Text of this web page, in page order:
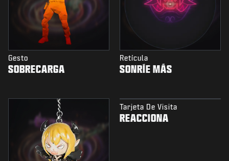
Gesto
SOBRECARGA
Retícula
SONRÍE MÁS
Tarjeta De Visita
REACCIONA